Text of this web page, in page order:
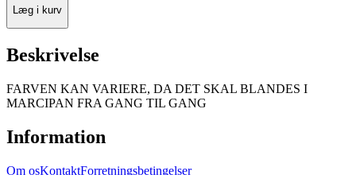
Læg i kurv
Beskrivelse
FARVEN KAN VARIERE, DA DET SKAL BLANDES I
MARCIPAN FRA GANG TIL GANG
Information
Om osKontaktForretningsbetingelser